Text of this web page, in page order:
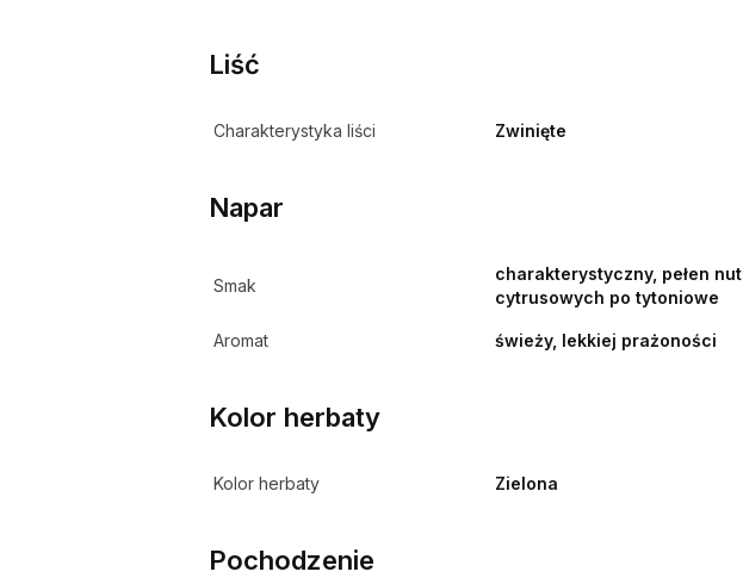
Liść
Charakterystyka liści Zwinięte
Napar
Smak
charakterystyczny, pełen nut
cytrusowych po tytoniowe
Aromat świeży, lekkiej prażoności
Kolor herbaty
Kolor herbaty Zielona
Pochodzenie